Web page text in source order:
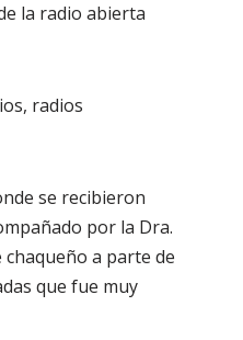
la radio abierta
radios
se recibieron
por la Dra.
a parte de
que fue muy